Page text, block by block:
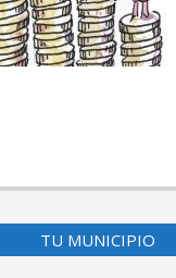
TU MUNICIPIO